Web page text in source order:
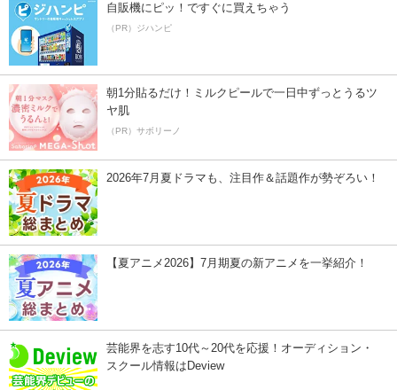
自販機にピッ！ですぐに買えちゃう
（PR）ジハンピ
朝1分貼るだけ！ミルクピールで一日中ずっとうるツ
ヤ肌
（PR）サボリーノ
2026年7月夏ドラマも、注目作＆話題作が勢ぞろい！
【夏アニメ2026】7月期夏の新アニメを一挙紹介！
芸能界を志す10代～20代を応援！オーディション・
スクール情報はDeview